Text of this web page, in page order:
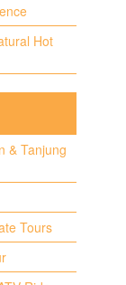
Hot
& Tanjung
Tours